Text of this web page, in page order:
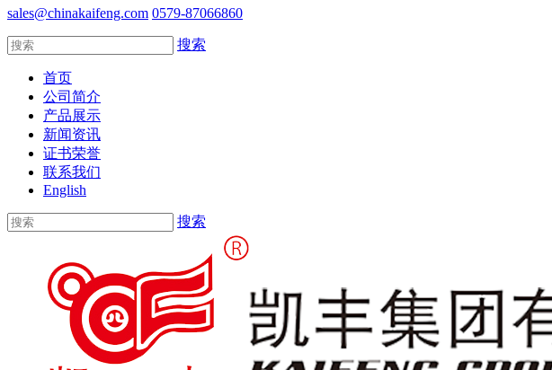
sales@chinakaifeng.com 0579-87066860
搜索
首页
公司简介
产品展示
新闻资讯
证书荣誉
联系我们
English
搜索